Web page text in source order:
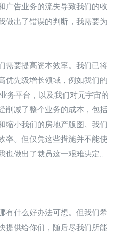
广告业务的流失导致我们的收
做出了错误的判断，我需要为
需要提高资本效率。我们已将
优先级增长领域，例如我们的
务平台，以及我们对元宇宙的
削减了整个业务的成本，包括
缩小我们的房地产版图。我们
率。但仅凭这些措施并不能使
做出了裁员这一艰难决定。
有什么好办法可想。但我们希
提供给你们，随后尽我们所能